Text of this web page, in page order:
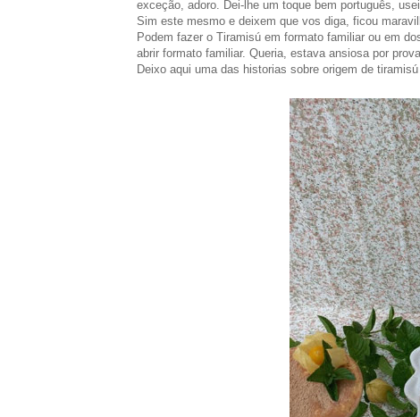
exceção, adoro. Dei-lhe um toque bem português, usei
Sim este mesmo e deixem que vos diga, ficou
Podem fazer o Tiramisú em formato familiar ou em
abrir formato familiar. Queria, estava ansiosa por
Deixo aqui uma das historias sobre origem de